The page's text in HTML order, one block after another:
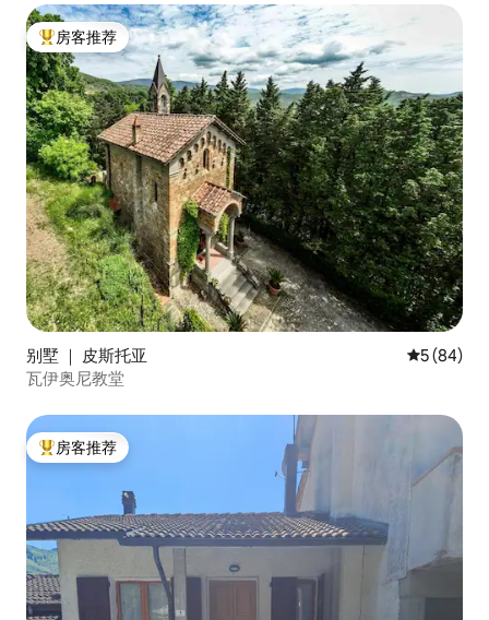
热门「房客推荐」
房客推荐
别墅 ｜ 皮斯托亚 平均评分
5 (84)
瓦伊奥尼教堂
热门「房客推荐」
房客推荐